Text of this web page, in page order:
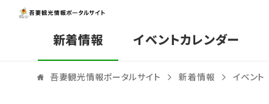
新着情報 イベントカレンダー
吾妻観光情報ポータルサイト 新着情報 イベント